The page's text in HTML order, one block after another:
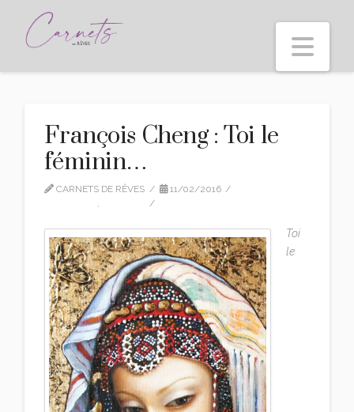
François Cheng : Toi le
féminin…
CARNETS DE RÊVES
11/02/2016
,
Toi
le